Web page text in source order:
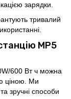
зарядки.
тривалий
MP5
600 Вт ч можна
ціною. Ми
зручні способи